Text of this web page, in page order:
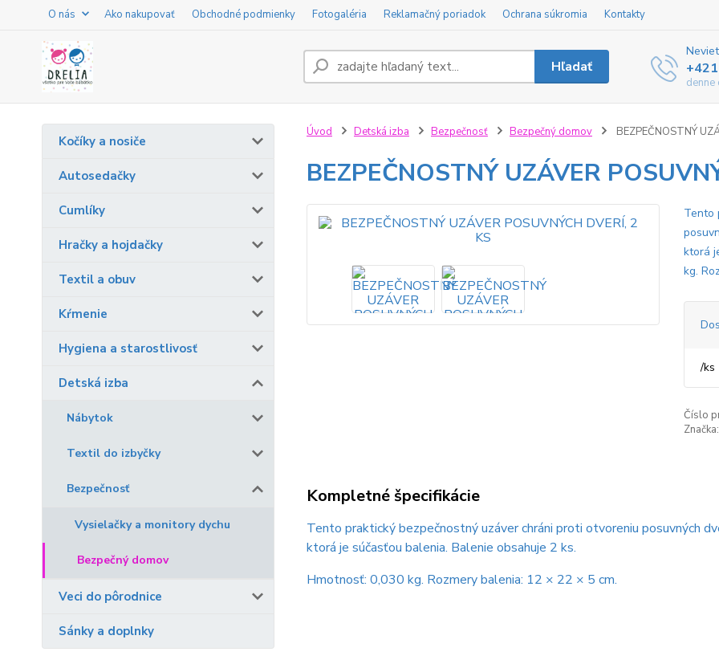
O nás Ako nakupovať Obchodné podmienky Fotogaléria Reklamačný poriadok Ochrana súkromia Kontakty
Hľadať
Kočíky a nosiče
Autosedačky
Cumlíky
Hračky a hojdačky
Textil a obuv
Kŕmenie
Hygiena a starostlivosť
Detská izba
Nábytok
Textil do izbyčky
Bezpečnosť
Vysielačky a monitory dychu
Bezpečný domov
Veci do pôrodnice
Sánky a doplnky
Úvod Detská izba Bezpečnosť Bezpečný domov BEZPEČNOSTNÝ
BEZPEČNOSTNÝ UZÁVER
Tento
ktorá
kg.
/ks
Číslo
Značka:
Kompletné špecifikácie
Tento praktický bezpečnostný uzáver chráni proti otvoreniu posuvných
ktorá je súčasťou balenia. Balenie obsahuje 2 ks.
Hmotnosť: 0,030 kg. Rozmery balenia: 12 × 22 × 5 cm.